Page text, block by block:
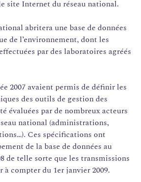
site Internet du réseau national.
abritera une base de données
de l’environnement, dont les
par des laboratoires agréés
2007 avaient permis de définir les
des outils de gestion des
évaluées par de nombreux acteurs
national (administrations,
Ces spécifications ont
de la base de données au
de telle sorte que les transmissions
à compter du 1er janvier 2009.